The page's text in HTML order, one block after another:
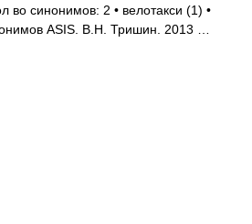
во синонимов: 2 • велотакси (1) •
ASIS. В.Н. Тришин. 2013 …